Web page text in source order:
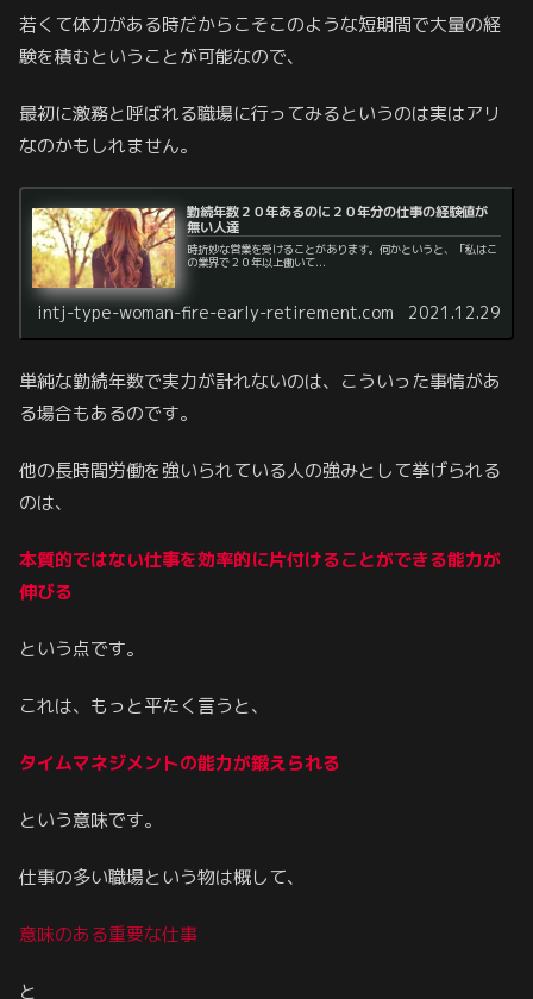
若くて体力がある時だからこそこのような短期間で大量の経
験を積むということが可能なので、
最初に激務と呼ばれる職場に行ってみるというのは実はアリ
なのかもしれません。
勤続年数２０年あるのに２０年分の仕事の経験値が
無い人達
時折妙な営業を受けることがあります。何かというと、「私はこ
の業界で２０年以上働いて...
intj-type-woman-fire-early-retirement.com 2021.12.29
単純な勤続年数で実力が計れないのは、こういった事情があ
る場合もあるのです。
他の長時間労働を強いられている人の強みとして挙げられる
のは、
本質的ではない仕事を効率的に片付けることができる能力が
伸びる
という点です。
これは、もっと平たく言うと、
タイムマネジメントの能力が鍛えられる
という意味です。
仕事の多い職場という物は概して、
意味のある重要な仕事
と